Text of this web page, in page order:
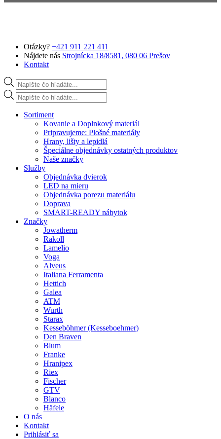
Otázky? +421 911 221 411
Nájdete nás Strojnícka 18/8581, 080 06 Prešov
Kontakt
Products search
Products search
Sortiment
Kovanie a Doplnkový materiál
Pripravujeme: Plošné materiály
Hrany, lišty a lepidlá
Špeciálne objednávky ostatných produktov
Naše značky
Služby
Objednávka dvierok
LED na mieru
Objednávka porezu materiálu
Doprava
SMART-READY nábytok
Značky
Jowatherm
Rakoll
Lamelio
Voga
Alveus
Italiana Ferramenta
Hettich
Galea
ATM
Wurth
Starax
Kesseböhmer (Kesseboehmer)
Den Braven
Blum
Franke
Hranipex
Riex
Fischer
GTV
Blanco
Häfele
O nás
Kontakt
Prihlásiť sa